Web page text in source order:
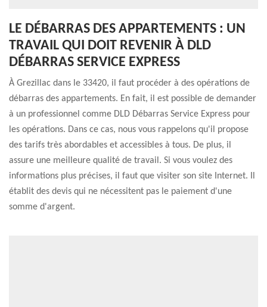
LE DÉBARRAS DES APPARTEMENTS : UN
TRAVAIL QUI DOIT REVENIR À DLD
DÉBARRAS SERVICE EXPRESS
À Grezillac dans le 33420, il faut procéder à des opérations de
débarras des appartements. En fait, il est possible de demander
à un professionnel comme DLD Débarras Service Express pour
les opérations. Dans ce cas, nous vous rappelons qu'il propose
des tarifs très abordables et accessibles à tous. De plus, il
assure une meilleure qualité de travail. Si vous voulez des
informations plus précises, il faut que visiter son site Internet. Il
établit des devis qui ne nécessitent pas le paiement d'une
somme d'argent.